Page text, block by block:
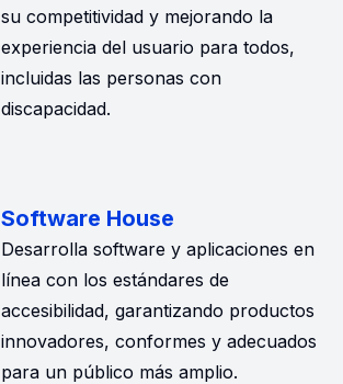
su competitividad y mejorando la
experiencia del usuario para todos,
incluidas las personas con
discapacidad.
Software House
Desarrolla software y aplicaciones en
línea con los estándares de
accesibilidad, garantizando productos
innovadores, conformes y adecuados
para un público más amplio.